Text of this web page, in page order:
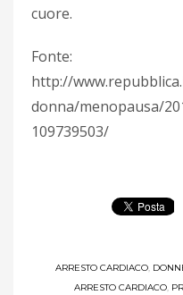
cuore.
Fonte:
http://
donna/menopausa/
109739503/
ARRESTO CARDIACO,
ARRESTO CARDIACO,